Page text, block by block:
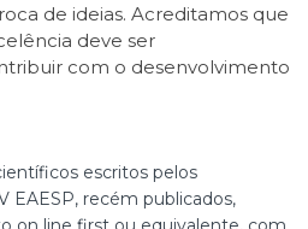
de ideias. Acreditamos que
deve ser
com o desenvolvimento
escritos pelos
EAESP, recém publicados,